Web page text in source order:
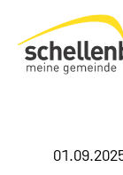
Gemeinde Schellenberg